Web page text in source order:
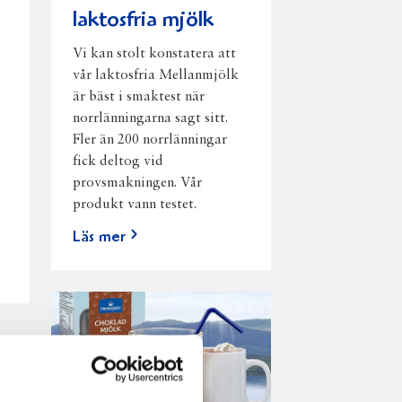
laktosfria mjölk
Vi kan stolt konstatera att
vår laktosfria Mellanmjölk
är bäst i smaktest när
norrlänningarna sagt sitt.
Fler än 200 norrlänningar
fick deltog vid
provsmakningen. Vår
produkt vann testet.
Läs mer